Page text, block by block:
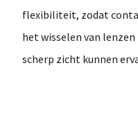
flexibiliteit, zodat
het wisselen van
scherp zicht kunnen